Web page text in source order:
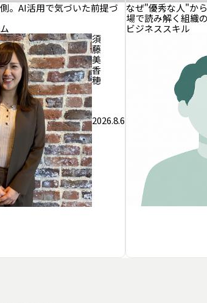
。AI活用で気づいた前提づ
須
藤
美
香
穂
2026.8.6
なぜ"優秀な人"か
場で読み解く組織
ビジネススキル